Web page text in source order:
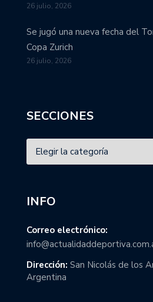
26 julio, 2026
Se jugó una nueva fecha del
Copa Zurich
26 julio, 2026
SECCIONES
INFO
Correo electrónico:
Dirección: San Nicolás de los
Argentina